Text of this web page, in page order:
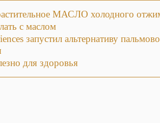
МАСЛО холодного
с маслом
запустил альтернативу
для здоровья